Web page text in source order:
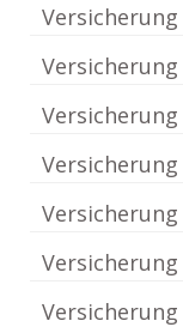
Versicherung